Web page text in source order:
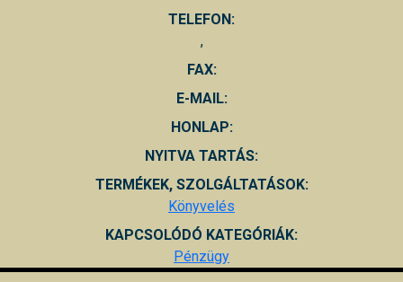
TELEFON:
,
FAX:
E-MAIL:
HONLAP:
NYITVA TARTÁS:
TERMÉKEK, SZOLGÁLTATÁSOK:
Könyvelés
KAPCSOLÓDÓ KATEGÓRIÁK:
Pénzügy